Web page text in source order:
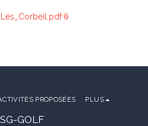
GOLF
PROPOSÉES PLUS